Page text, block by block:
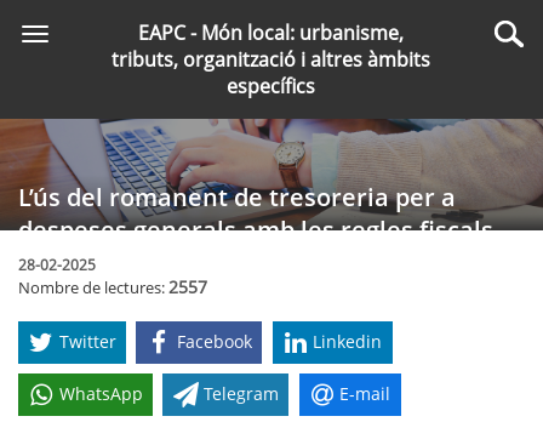
Toggle
navigation
EAPC - Món local: urbanisme,
tributs, organització i altres àmbits
específics
L’ús del romanent de tresoreria per a
despeses generals amb les regles fiscals
actives
28-02-2025
Nombre de lectures:2557
Twitter Facebook Linkedin
WhatsApp Telegram
E-mail